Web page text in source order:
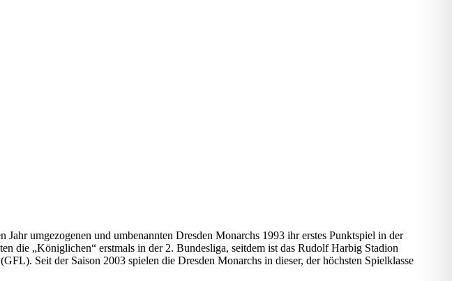
umgezogenen und umbenannten Dresden Monarchs 1993 ihr erstes Punktspiel in der
die „Königlichen“ erstmals in der 2. Bundesliga, seitdem ist das Rudolf Harbig Stadion
Seit der Saison 2003 spielen die Dresden Monarchs in dieser, der höchsten Spielklasse